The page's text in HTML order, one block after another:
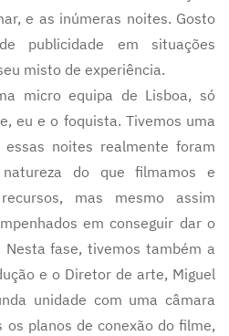
e as inúmeras noites. Gosto
publicidade em situações
misto de experiência.
micro equipa de Lisboa, só
eu e o foquista. Tivemos uma
noites realmente foram
do que filmamos e
mas mesmo assim
em conseguir dar o
fase, tivemos também a
e o Diretor de arte, Miguel
unidade com uma câmara
planos de conexão do filme,